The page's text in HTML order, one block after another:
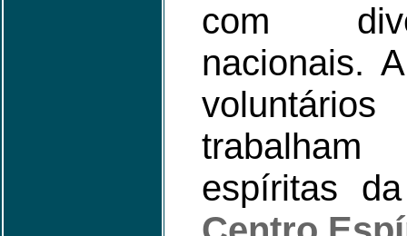
com
nacionais.
espíritas